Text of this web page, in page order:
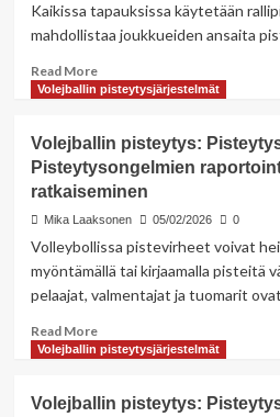
Kaikissa tapauksissa käytetään
mahdollistaa joukkueiden ansaita
Read MoreRead
more
pisteytys:
Pisteytys
rantalentopallossa,
Pisteytys
Pisteytys
istumalentopallossa
Volejballin pisteytysjärjestelmät
Volejballin pisteytys:
Pisteytysongelmien
ratkaiseminen
Mika Laaksonen 05/02/2026 0
Volleybollissa pistevirheet voivat
myöntämällä tai kirjaamalla pisteitä
pelaajat, valmentajat ja tuomarit
Read MoreRead
more
pisteytys:
Volejballin pisteytysjärjestelmät
Volejballin pisteytys: